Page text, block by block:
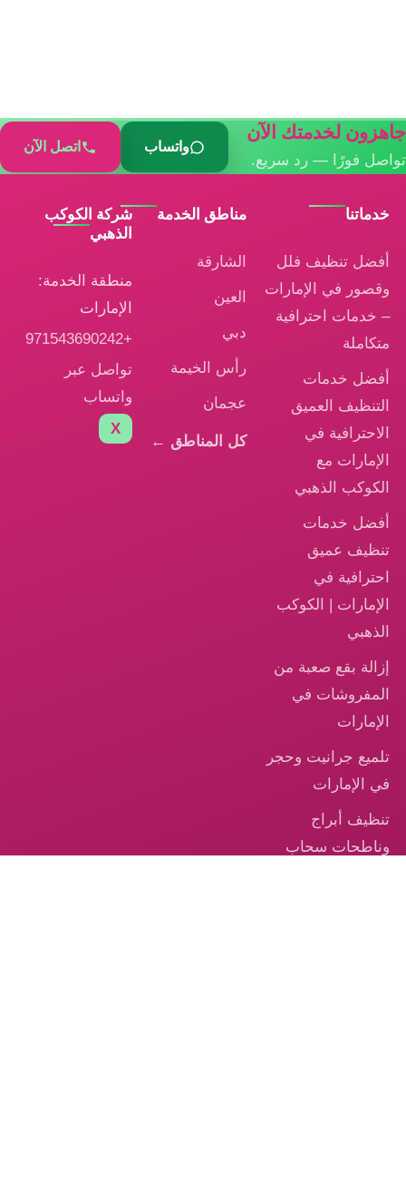
جاهزون لخدمتك الآن
تواصل فورًا — رد سريع.
واتساب اتصل الآن
خدماتنا
أفضل تنظيف فلل
وقصور في الإمارات
– خدمات احترافية
متكاملة
أفضل خدمات
التنظيف العميق
الاحترافية في
الإمارات مع
الكوكب الذهبي
أفضل خدمات
تنظيف عميق
احترافية في
الإمارات | الكوكب
الذهبي
إزالة بقع صعبة من
المفروشات في
الإمارات
تلميع جرانيت وحجر
في الإمارات
تنظيف أبراج
وناطحات سحاب
مناطق الخدمة
الشارقة
العين
دبي
رأس الخيمة
عجمان
كل المناطق ←
شركة الكوكب
الذهبي
منطقة الخدمة:
الإمارات
+971543690242
تواصل عبر
واتساب
X